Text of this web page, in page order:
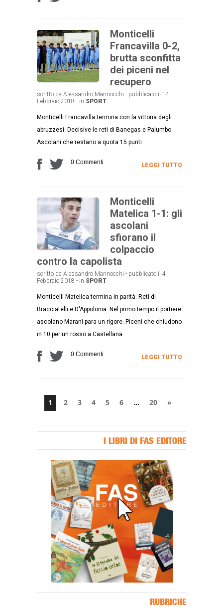
Monticelli
Francavilla 0-2,
brutta sconfitta
dei piceni nel
recupero
scritto da Alessandro Mannocchi - pubblicato il 14
Febbraio 2018 - in SPORT
Monticelli Francavilla termina con la vittoria degli
abruzzesi. Decisive le reti di Banegas e Palumbo.
Ascolani che restano a quota 15 punti
0 Commenti LEGGI TUTTO
Monticelli
Matelica 1-1: gli
ascolani
sfiorano il
colpaccio
contro la capolista
scritto da Alessandro Mannocchi - pubblicato il 4
Febbraio 2018 - in SPORT
Monticelli Matelica termina in parità. Reti di
Bracciatelli e D'Appolonia. Nel primo tempo il portiere
ascolano Marani para un rigore. Piceni che chiudono
in 10 per un rosso a Castellana
0 Commenti LEGGI TUTTO
1 2 3 4 5 6 … 20 »
I LIBRI DI FAS EDITORE
RUBRICHE